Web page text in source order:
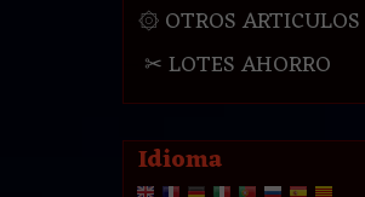
۞ OTROS ARTICULOS
✂ LOTES AHORRO
Idioma